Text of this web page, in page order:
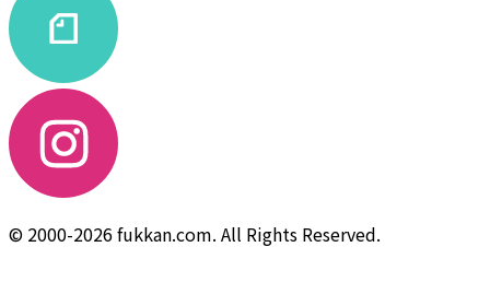
© 2000-2026 fukkan.com. All Rights Reserved.